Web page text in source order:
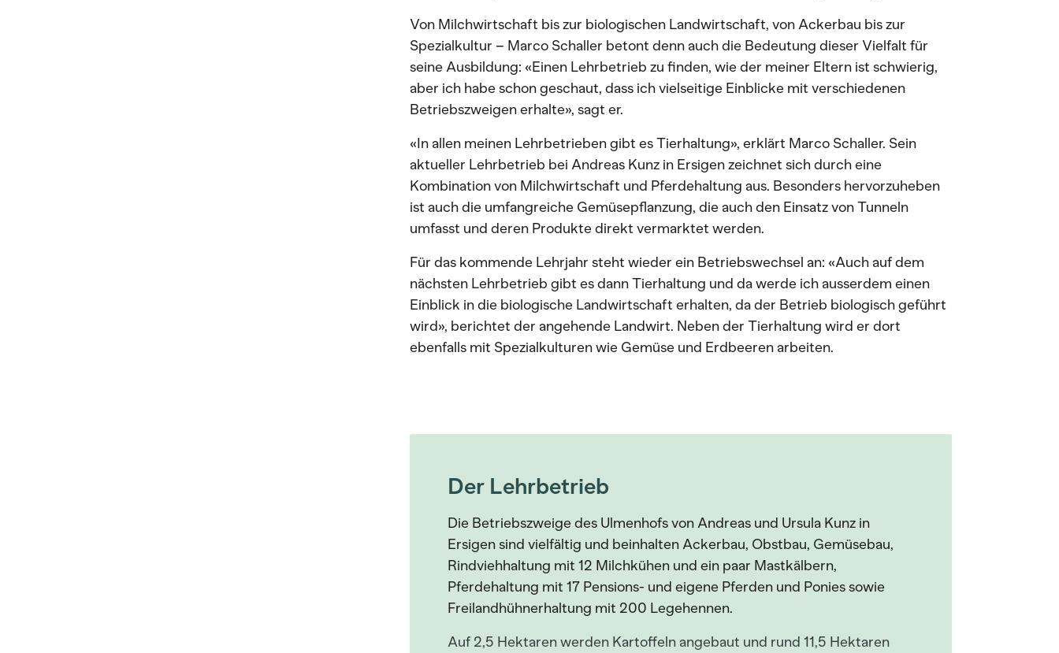
Von Milchwirtschaft bis zur biologischen Landwirtschaft, von Ackerbau bis zur
Spezialkultur – Marco Schaller betont denn auch die Bedeutung dieser Vielfalt für
seine Ausbildung: «Einen Lehrbetrieb zu finden, wie der meiner Eltern ist schwierig,
aber ich habe schon geschaut, dass ich vielseitige Einblicke mit verschiedenen
Betriebszweigen erhalte», sagt er.
«In allen meinen Lehrbetrieben gibt es Tierhaltung», erklärt Marco Schaller. Sein
aktueller Lehrbetrieb bei Andreas Kunz in Ersigen zeichnet sich durch eine
Kombination von Milchwirtschaft und Pferdehaltung aus. Besonders hervorzuheben
ist auch die umfangreiche Gemüsepflanzung, die auch den Einsatz von Tunneln
umfasst und deren Produkte direkt vermarktet werden.
Für das kommende Lehrjahr steht wieder ein Betriebswechsel an: «Auch auf dem
nächsten Lehrbetrieb gibt es dann Tierhaltung und da werde ich ausserdem einen
Einblick in die biologische Landwirtschaft erhalten, da der Betrieb biologisch geführt
wird», berichtet der angehende Landwirt. Neben der Tierhaltung wird er dort
ebenfalls mit Spezialkulturen wie Gemüse und Erdbeeren arbeiten.
Der Lehrbetrieb
Die Betriebszweige des Ulmenhofs von Andreas und Ursula Kunz in
Ersigen sind vielfältig und beinhalten Ackerbau, Obstbau, Gemüsebau,
Rindviehhaltung mit 12 Milchkühen und ein paar Mastkälbern,
Pferdehaltung mit 17 Pensions- und eigene Pferden und Ponies sowie
Freilandhühnerhaltung mit 200 Legehennen.
Auf 2,5 Hektaren werden Kartoffeln angebaut und rund 11,5 Hektaren